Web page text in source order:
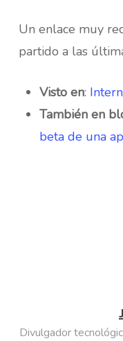
Un enlace muy
partido a las
Visto en:
También en
beta de una
Divulgador